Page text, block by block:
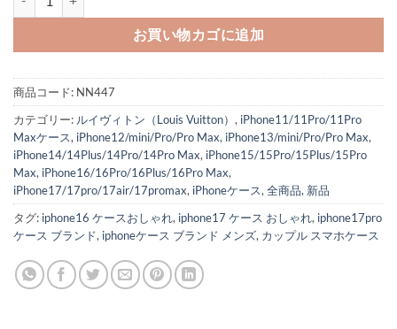
お買い物カゴに追加
商品コード: NN447
カテゴリー: ルイヴィトン（Louis Vuitton） , iPhone11/11Pro/11Pro
Maxケース, iPhone12/mini/Pro/Pro Max, iPhone13/mini/Pro/Pro Max,
iPhone14/14Plus/14Pro/14Pro Max, iPhone15/15Pro/15Plus/15Pro
Max, iPhone16/16Pro/16Plus/16Pro Max,
iPhone17/17pro/17air/17promax, iPhoneケース, 全商品, 新品
タグ: iphone16 ケースおしゃれ, iphone17 ケース おしゃれ, iphone17pro
ケース ブランド, iphoneケース ブランド メンズ, カップル スマホケース